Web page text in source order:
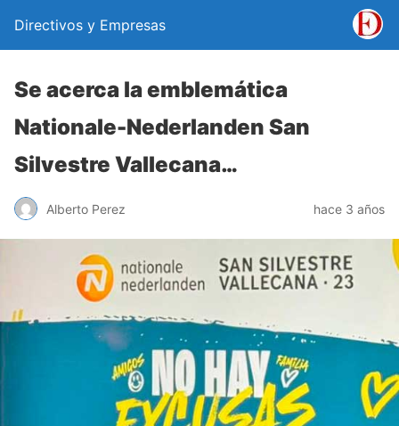
Directivos y Empresas
Se acerca la emblemática
Nationale-Nederlanden San
Silvestre Vallecana…
Alberto Perez hace 3 años